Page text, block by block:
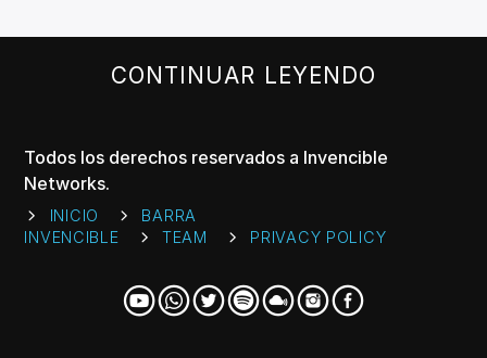
CONTINUAR LEYENDO
Todos los derechos reservados a Invencible
Networks.
INICIO
BARRA
INVENCIBLE
TEAM PRIVACY POLICY